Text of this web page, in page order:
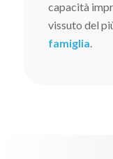
capacità
vissuto del
famiglia.